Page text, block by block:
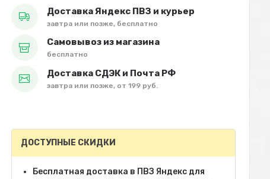
Доставка Яндекс ПВЗ и курьер
завтра или позже, бесплатно
Самовывоз из магазина
бесплатно
Доставка СДЭК и Почта РФ
завтра или позже, от 199 руб.
ДОСТУПНЫЕ СКИДКИ
Бесплатная доставка в ПВЗ Яндекс для